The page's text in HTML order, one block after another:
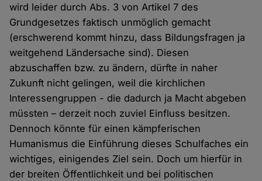
wird leider durch Abs. 3 von Artikel 7 des
Grundgesetzes faktisch unmöglich gemacht
(erschwerend kommt hinzu, dass Bildungsfragen ja
weitgehend Ländersache sind). Diesen
abzuschaffen bzw. zu ändern, dürfte in naher
Zukunft nicht gelingen, weil die kirchlichen
Interessengruppen - die dadurch ja Macht abgeben
müssten – derzeit noch zuviel Einfluss besitzen.
Dennoch könnte für einen kämpferischen
Humanismus die Einführung dieses Schulfaches ein
wichtiges, einigendes Ziel sein. Doch um hierfür in
der breiten Öffentlichkeit und bei politischen